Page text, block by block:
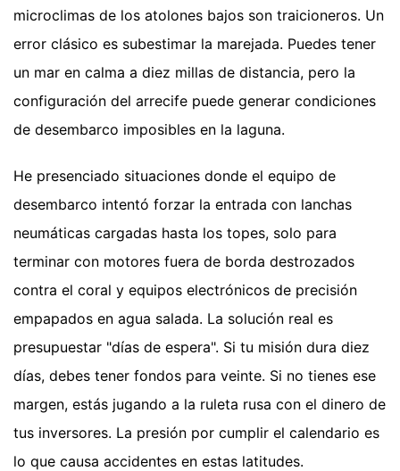
microclimas de los atolones bajos son traicioneros. Un
error clásico es subestimar la marejada. Puedes tener
un mar en calma a diez millas de distancia, pero la
configuración del arrecife puede generar condiciones
de desembarco imposibles en la laguna.
He presenciado situaciones donde el equipo de
desembarco intentó forzar la entrada con lanchas
neumáticas cargadas hasta los topes, solo para
terminar con motores fuera de borda destrozados
contra el coral y equipos electrónicos de precisión
empapados en agua salada. La solución real es
presupuestar "días de espera". Si tu misión dura diez
días, debes tener fondos para veinte. Si no tienes ese
margen, estás jugando a la ruleta rusa con el dinero de
tus inversores. La presión por cumplir el calendario es
lo que causa accidentes en estas latitudes.